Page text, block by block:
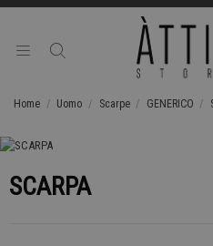
Home Uomo Scarpe GENERICO
SCARPA